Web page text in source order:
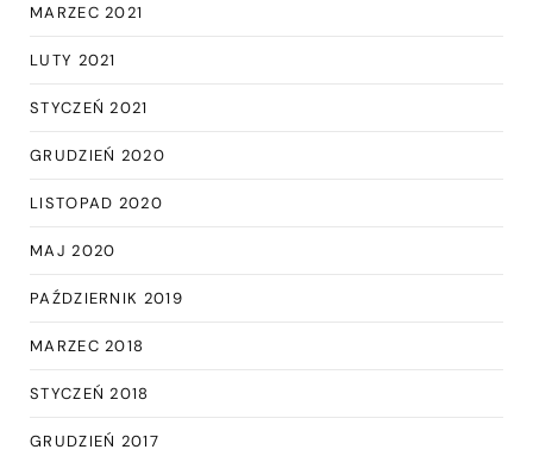
MARZEC 2021
LUTY 2021
STYCZEŃ 2021
GRUDZIEŃ 2020
LISTOPAD 2020
MAJ 2020
PAŹDZIERNIK 2019
MARZEC 2018
STYCZEŃ 2018
GRUDZIEŃ 2017